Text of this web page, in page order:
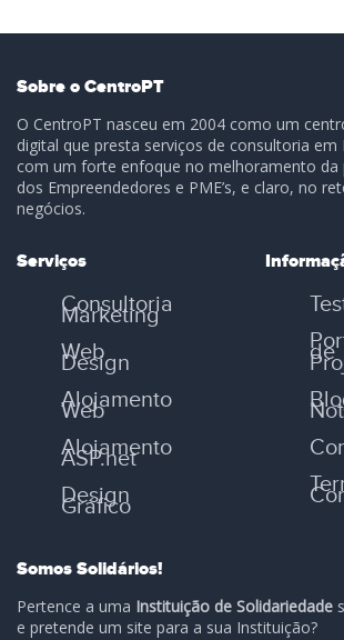
Sobre o CentroPT
O CentroPT nasceu em 2004 como um
digital que presta serviços de consultoria em
com um forte enfoque no melhoramento da
dos Empreendedores e PME’s, e claro, no
negócios.
Serviços
Consultoria
Marketing
Web
Design
Alojamento
Web
Alojamento
ASP.net
Design
Gráfico
de
Somos Solidários!
Pertence a uma Instituição de Solidariedade
e pretende um site para a sua Instituição?